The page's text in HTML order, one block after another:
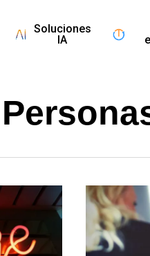
Soluciones
IA